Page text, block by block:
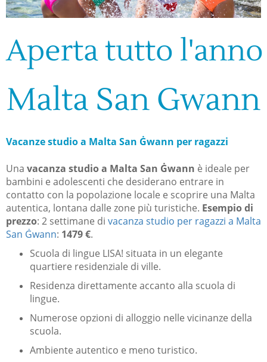
Aperta tutto l'anno
Malta San Gwann
Vacanze studio a Malta San Ġwann per ragazzi
Una vacanza studio a Malta San Ġwann è ideale per
bambini e adolescenti che desiderano entrare in
contatto con la popolazione locale e scoprire una Malta
autentica, lontana dalle zone più turistiche. Esempio di
prezzo: 2 settimane di vacanza studio per ragazzi a Malta
San Ġwann: 1479 €.
Scuola di lingue LISA! situata in un elegante
quartiere residenziale di ville.
Residenza direttamente accanto alla scuola di
lingue.
Numerose opzioni di alloggio nelle vicinanze della
scuola.
Ambiente autentico e meno turistico.